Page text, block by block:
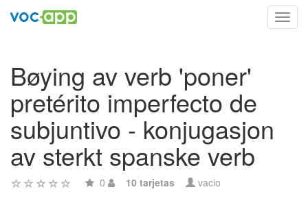
Bøying av verb 'poner'
pretérito imperfecto de
subjuntivo - konjugasjon
av sterkt spanske verb
0 10 tarjetas vacio